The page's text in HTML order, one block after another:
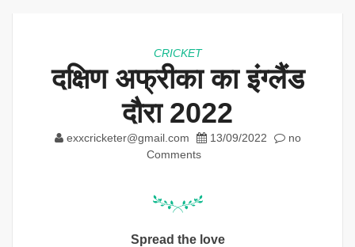
CRICKET
दक्षिण अफ्रीका का इंग्लैंड
दौरा 2022
exxcricketer@gmail.com 13/09/2022
no
Comments
Spread the love